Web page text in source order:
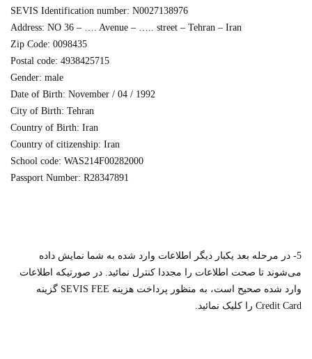
SEVIS Identification number: N0027138976
Address: NO 36 – …. Avenue – ….. street – Tehran – Iran
Zip Code: 0098435
Postal code: 4938425715
Gender: male
Date of Birth: November / 04 / 1992
City of Birth: Tehran
Country of Birth: Iran
Country of citizenship: Iran
School code: WAS214F00282000
Passport Number: R28347891
5- در مرحله بعد یکبار دیگر اطلاعات وارد شده به شما نمایش داده
می‌شوند تا صحت اطلاعات را مجددا کنترل نمائید. در صورتیکه اطلاعات
وارد شده صحیح است، به منظور پرداخت هزینه SEVIS FEE گزینه
Credit Card را کلیک نمائید.